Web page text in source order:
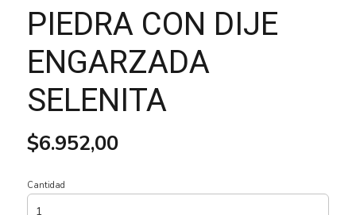
PIEDRA CON DIJE
ENGARZADA
SELENITA
$6.952,00
Cantidad